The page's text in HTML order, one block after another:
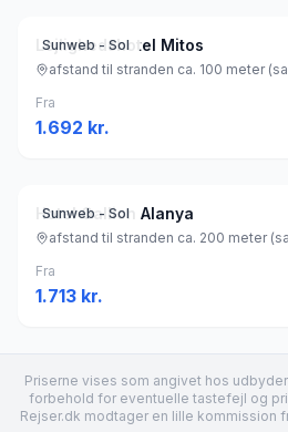
Sunweb - Sol
Lejlighedshotel Mitos
afstand til stranden ca. 100 meter
Fra
1.692 kr.
Sunweb - Sol
Hotel Gallion Alanya
afstand til stranden ca. 200 meter
Fra
1.713 kr.
Priserne vises som angivet hos
forbehold for eventuelle tastefejl og
Rejser.dk modtager en lille kommission